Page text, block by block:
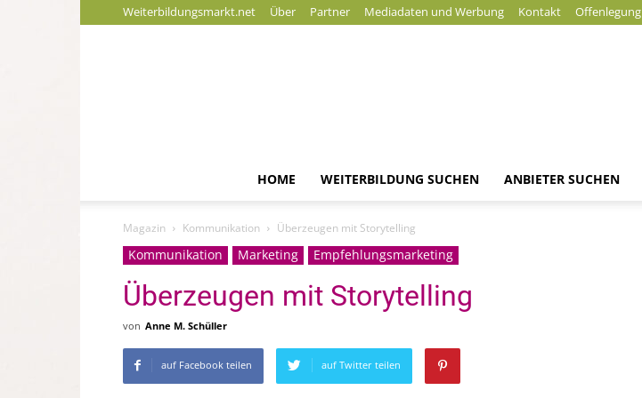
Weiterbildungsmarkt.net Über Partner Mediadaten und Werbung Kontakt Offenlegung
HOME WEITERBILDUNG SUCHEN ANBIETER SUCHEN
Magazin Kommunikation Überzeugen mit Storytelling
Kommunikation Marketing Empfehlungsmarketing
Überzeugen mit Storytelling
von Anne M. Schüller
auf Facebook teilen auf Twitter teilen